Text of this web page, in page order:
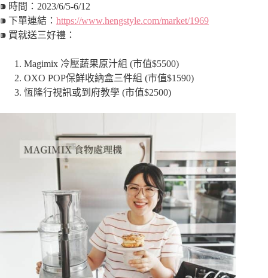
⁍ 時間：2023/6/5-6/12
⁍ 下單連結： https://www.hengstyle.com/market/1969
⁍ 買就送三好禮：
Magimix 冷壓蔬果原汁組 (市值$5500)
OXO POP保鮮收納盒三件組 (市值$1590)
恆隆行視訊或到府教學 (市值$2500)